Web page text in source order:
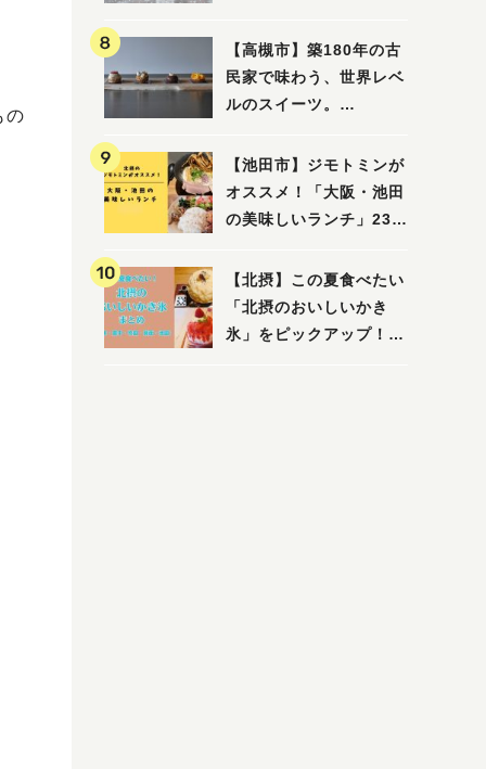
の
箕面・吹田・豊中・茨
木・池田）
【高槻市】築180年の古
民家で味わう、世界レベ
ルのスイーツ。
月3日にオープン！（教
えたい/教えて）
【池田市】ジモトミンが
オススメ！「大阪・池田
の美味しいランチ」23
【北摂】この夏食べたい
「北摂のおいしいかき
氷」をピックアップ！